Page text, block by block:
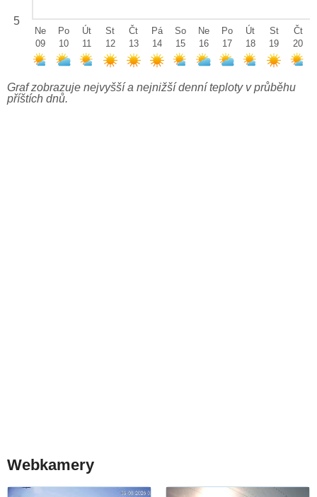
5
Ne
09
Po
10
Út
11
St
12
Čt
13
Pá
14
So
15
Ne
16
Po
17
Út
18
St
19
Čt
20
Graf zobrazuje nejvyšší a nejnižší denní teploty v průběhu
příštích dnů.
Webkamery